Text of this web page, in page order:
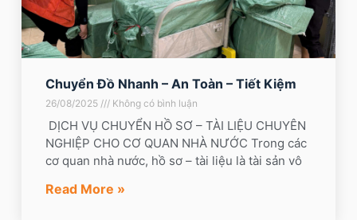
Chuyển Đồ Nhanh – An Toàn – Tiết Kiệm
26/08/2025 Không có bình luận
DỊCH VỤ CHUYỂN HỒ SƠ – TÀI LIỆU CHUYÊN
NGHIỆP CHO CƠ QUAN NHÀ NƯỚC Trong các
cơ quan nhà nước, hồ sơ – tài liệu là tài sản vô
Read More »